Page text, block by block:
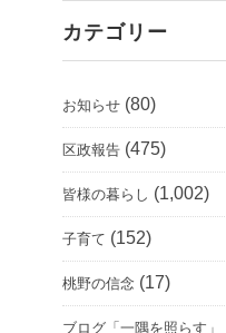
カテゴリー
お知らせ (80)
区政報告 (475)
皆様の暮らし (1,002)
子育て (152)
桃野の信念 (17)
ブログ「一隅を照らす」